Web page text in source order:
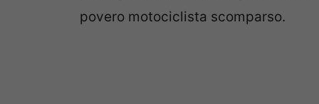
povero motociclista scomparso.